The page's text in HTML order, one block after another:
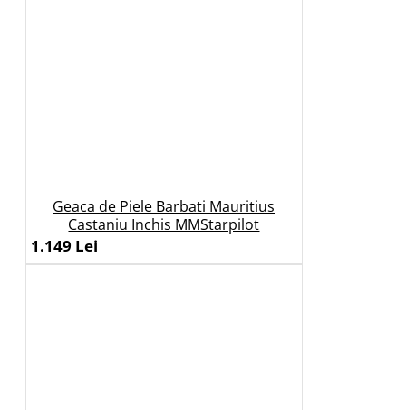
Geaca de Piele Barbati Mauritius
Castaniu Inchis MMStarpilot
1.149 Lei